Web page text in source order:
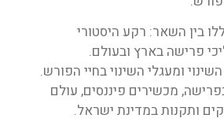
בין השאר: רקע היסטורי
פרישה בארץ ובעולם.
ומעגלי השינוי בחיי הפורש.
מכשירים פיננסים, עולם
ותקנות במדינת ישראל.